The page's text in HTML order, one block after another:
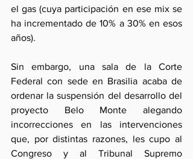
el gas (cuya participación en ese mix se
ha incrementado de 10% a 30% en esos
años).
Sin embargo, una sala de la Corte
Federal con sede en Brasilia acaba de
ordenar la suspensión del desarrollo del
proyecto Belo Monte alegando
incorrecciones en las intervenciones
que, por distintas razones, les cupo al
Congreso y al Tribunal Supremo